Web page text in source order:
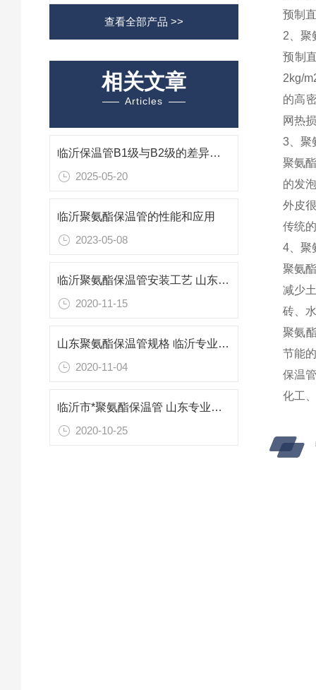
查看全部产品 >>
相关文章
Articles
临沂保温管B1级与B2级的差异解析与应用考量
2025-05-20
临沂聚氨酯保温管的性能和应用
2023-05-08
临沂聚氨酯保温管安装工艺 山东保温管生产厂家
2020-11-15
山东聚氨酯保温管规格 临沂专业防腐保温材料
2020-11-04
临沂市*聚氨酯保温管 山东专业防腐保温材料
2020-10-25
预制
2、聚
预制
2kg/
的高
网热
3、聚
聚氨
的发
外皮
传统
4、聚
聚氨
减少
砖、
聚氨
节能
保温
化工